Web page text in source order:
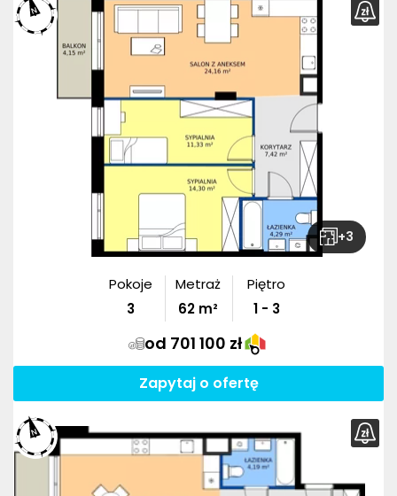
+3
Pokoje
3
Metraż
62 m²
Piętro
1 - 3
od 701 100 zł
Zapytaj o ofertę